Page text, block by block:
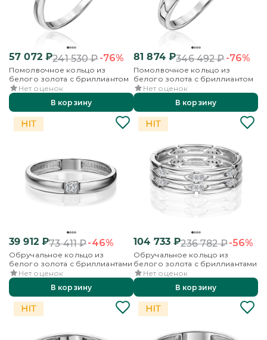
57 072₽241 530₽-76%
Помолвочное кольцо из
белого золота с бриллиантом
Нет оценок
В корзину
81 874₽346 492₽-76%
Помолвочное кольцо из
белого золота с бриллиантом
Нет оценок
В корзину
39 912₽73 411₽-46%
Обручальное кольцо из
белого золота с бриллиантами
Нет оценок
В корзину
104 733 ₽236 782₽-56%
Обручальное кольцо из
белого золота с бриллиантами
Нет оценок
В корзину